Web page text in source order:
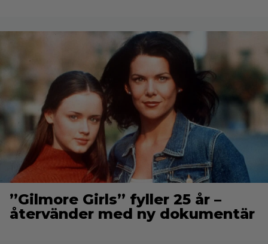
”Gilmore Girls” fyller 25 år –
återvänder med ny dokumentär